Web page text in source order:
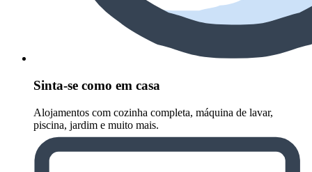
Sinta-se como em casa
Alojamentos com cozinha completa, máquina de lavar,
piscina, jardim e muito mais.